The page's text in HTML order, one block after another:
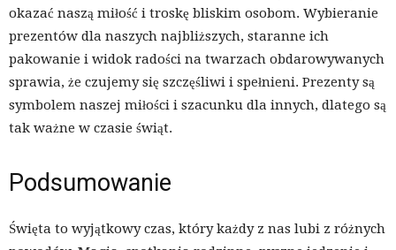
okazać naszą miłość i troskę bliskim osobom. Wybieranie
prezentów dla naszych najbliższych, staranne ich
pakowanie i widok radości na twarzach obdarowywanych
sprawia, że czujemy się szczęśliwi i spełnieni. Prezenty są
symbolem naszej miłości i szacunku dla innych, dlatego są
tak ważne w czasie świąt.
Podsumowanie
Święta to wyjątkowy czas, który każdy z nas lubi z różnych